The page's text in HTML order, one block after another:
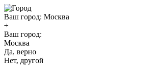
Ваш город: Москва
+
Ваш город:
Москва
Да, верно
Нет, другой